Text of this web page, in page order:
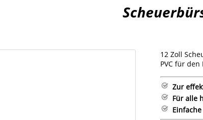
12 Zoll
PVC für den
Zur
Für alle